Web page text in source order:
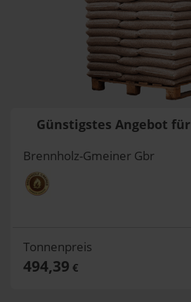
Günstigstes Angebot für
Brennholz-Gmeiner Gbr
Tonnenpreis
494,39 €